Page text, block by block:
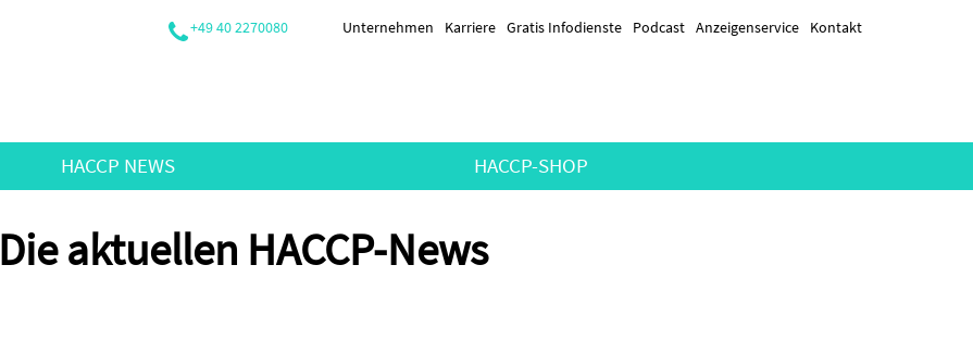
+49 40 2270080 Unternehmen Karriere Gratis Infodienste Podcast Anzeigenservice Kontakt
HACCP NEWS HACCP-SHOP
Die aktuellen HACCP-News